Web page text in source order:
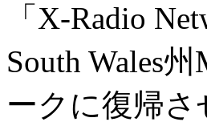
「X-Radio
South Wales
ークに復帰